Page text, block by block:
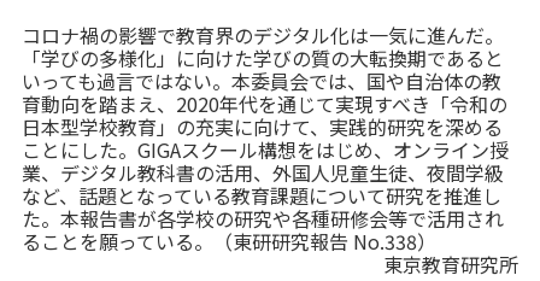
いる小中一貫教育校を調査し、効果的な教科担任
制の導入等について研究を進めた。５校の実践事
例を取り上げている。(東研研究報告 No.341)
コロナ禍の影響で教育界のデジタル化は一気に進んだ。
「学びの多様化」に向けた学びの質の大転換期であると
いっても過言ではない。本委員会では、国や自治体の教
育動向を踏まえ、2020年代を通じて実現すべき「令和の
日本型学校教育」の充実に向けて、実践的研究を深める
ことにした。GIGAスクール構想をはじめ、オンライン授
業、デジタル教科書の活用、外国人児童生徒、夜間学級
など、話題となっている教育課題について研究を推進し
た。本報告書が各学校の研究や各種研修会等で活用され
ることを願っている。（東研研究報告 No.338）
東京教育研究所